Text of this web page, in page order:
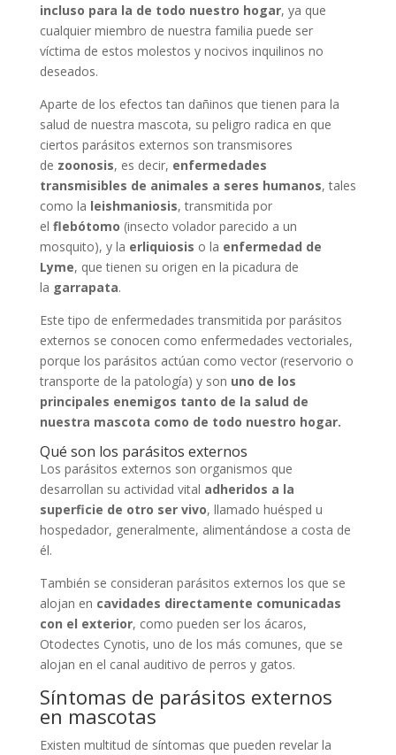
incluso para la de todo nuestro hogar, ya que
cualquier miembro de nuestra familia puede ser
víctima de estos molestos y nocivos inquilinos no
deseados.
Aparte de los efectos tan dañinos que tienen para la
salud de nuestra mascota, su peligro radica en que
ciertos parásitos externos son transmisores
de zoonosis, es decir, enfermedades
transmisibles de animales a seres humanos, tales
como la leishmaniosis, transmitida por
el flebótomo (insecto volador parecido a un
mosquito), y la erliquiosis o la enfermedad de
Lyme, que tienen su origen en la picadura de
la garrapata.
Este tipo de enfermedades transmitida por parásitos
externos se conocen como enfermedades vectoriales,
porque los parásitos actúan como vector (reservorio o
transporte de la patología) y son uno de los
principales enemigos tanto de la salud de
nuestra mascota como de todo nuestro hogar.
Qué son los parásitos externos
Los parásitos externos son organismos que
desarrollan su actividad vital adheridos a la
superficie de otro ser vivo, llamado huésped u
hospedador, generalmente, alimentándose a costa de
él.
También se consideran parásitos externos los que se
alojan en cavidades directamente comunicadas
con el exterior, como pueden ser los ácaros,
Otodectes Cynotis, uno de los más comunes, que se
alojan en el canal auditivo de perros y gatos.
Síntomas de parásitos externos
en mascotas
Existen multitud de síntomas que pueden revelar la